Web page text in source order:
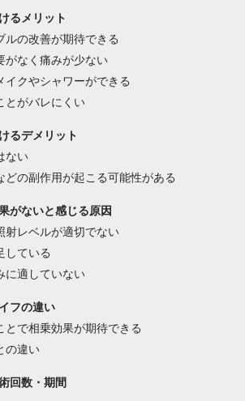
るメリット
ルの改善が期待できる
がなく痛みが少ない
イクやシャワーができる
とがバレにくい
るデメリット
ない
どの副作用が起こる可能性がある
がないと感じる原因
射レベルが適切でない
している
に適していない
フの違い
とで相乗効果が期待できる
の違い
回数・期間